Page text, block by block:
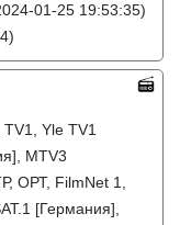
01-25 19:53:35)
Yle TV1
MTV3
ОРТ, FilmNet 1,
[Германия],